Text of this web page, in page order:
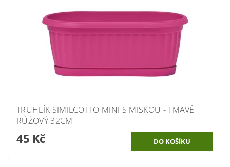
TRUHLÍK SIMILCOTTO MINI S MISKOU - TMAVĚ
RŮŽOVÝ 32CM
45 Kč